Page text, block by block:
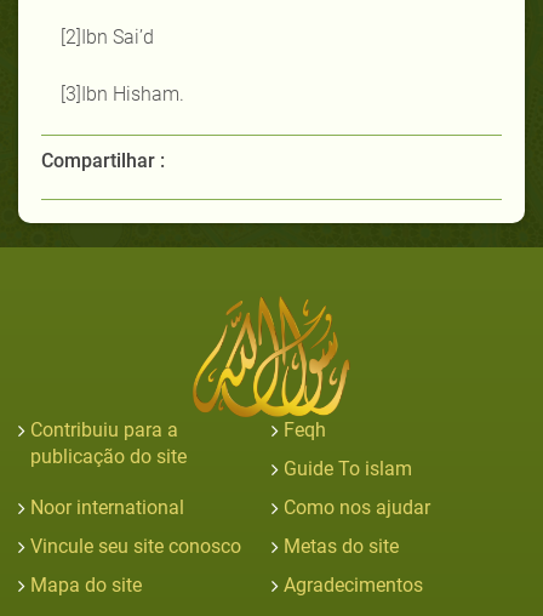
[2]Ibn Sai’d
[3]Ibn Hisham.
Compartilhar :
Contribuiu para a
publicação do site
Feqh
Guide To islam
Noor international
Como nos ajudar
Vincule seu site conosco
Metas do site
Mapa do site
Agradecimentos